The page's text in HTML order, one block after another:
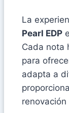
La
Pearl EDP
Cada nota
para
adapta a